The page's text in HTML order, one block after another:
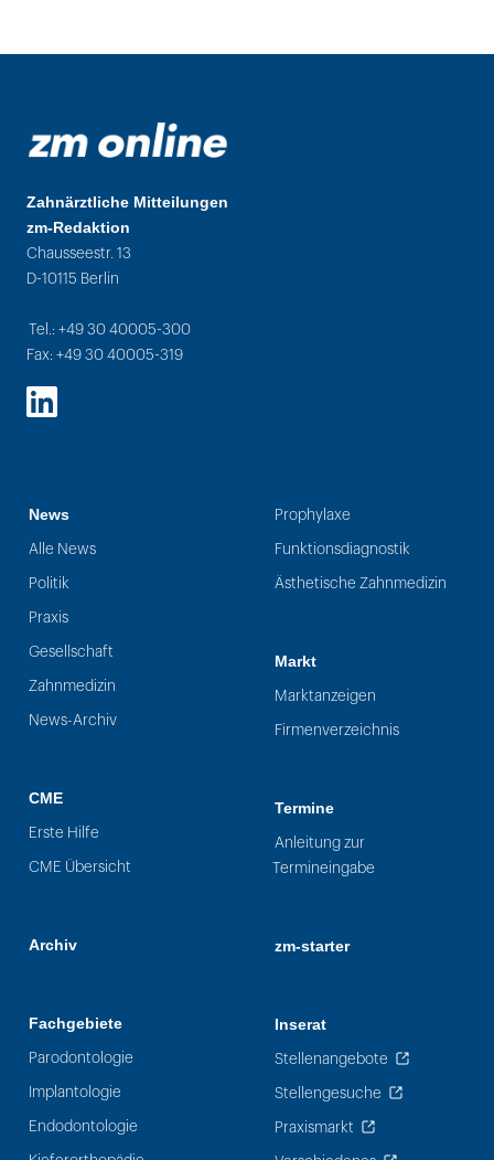
Zahnärztliche Mitteilungen
zm-Redaktion
Chausseestr. 13
D-10115 Berlin
Tel.: +49 30 40005-300
Fax: +49 30 40005-319
LinkedIn
News
Alle News
Politik
Praxis
Gesellschaft
Zahnmedizin
News-Archiv
CME
Erste Hilfe
CME Übersicht
Archiv
Fachgebiete
Parodontologie
Implantologie
Endodontologie
Prophylaxe
Funktionsdiagnostik
Ästhetische Zahnmedizin
Markt
Marktanzeigen
Firmenverzeichnis
Termine
Anleitung zur
Termineingabe
zm-starter
Inserat
Stellenangebote
Stellengesuche
Praxismarkt